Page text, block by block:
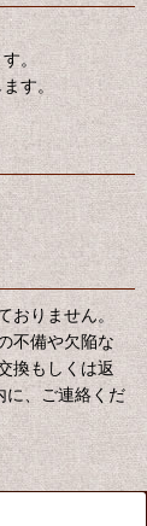
。
す。
おりません。
不備や欠陥な
換もしくは返
に、ご連絡くだ